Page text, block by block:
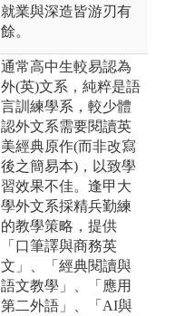
就業與深造皆游刃有
餘。
通常高中生較易認為
外(英)文系，純粹是語
言訓練學系，較少體
認外文系需要閱讀英
美經典原作(而非改寫
後之簡易本)，以致學
習效果不佳。逢甲大
學外文系採精兵勤練
的教學策略，提供
「口筆譯與商務英
文」、「經典閱讀與
語文教學」、「應用
第二外語」、「AI與